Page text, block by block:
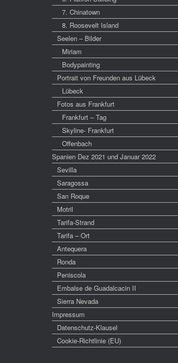
7. Chinatown
8. Roosevelt Island
Seelen – Bilder
Miriam
Bodypainting
Portrait von Freunden aus Lübeck
Lübeck
Fotos aus Frankfurt
Frankfurt – Tag
Skyline- Frankfurt
Offenbach
Spanien Dez 2021 und Januar 2022
Sevilla
Saragossa
San Roque
Motril
Tarifa-Strand
Tarifa – Ort
Antequera
Ronda
Peniscola
Embalse de Guadalcacin II
Sierra Nevada
Impressum
Datenschutz-Klausel
Cookie-Richtlinie (EU)